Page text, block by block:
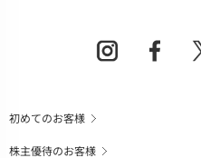
初めてのお客様
株主優待のお客様